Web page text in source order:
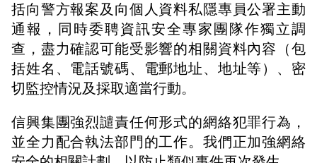
括向警方報案及向個人資料私隱專員公署主動
通報，同時委聘資訊安全專家團隊作獨立調
查，盡力確認可能受影響的相關資料內容（包
括姓名、電話號碼、電郵地址、地址等）、密
切監控情況及採取適當行動。
信興集團強烈譴責任何形式的網絡犯罪行為，
並全力配合執法部門的工作。我們正加強網絡